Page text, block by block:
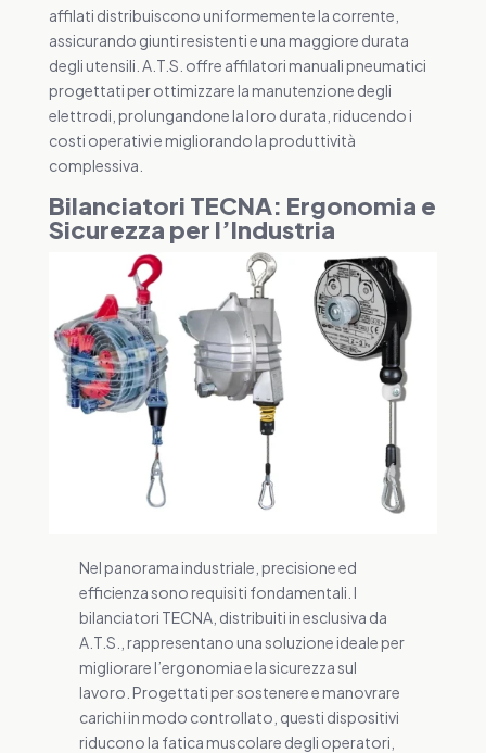
affilati distribuiscono uniformemente la corrente,
assicurando giunti resistenti e una maggiore durata
degli utensili. A.T.S. offre affilatori manuali pneumatici
progettati per ottimizzare la manutenzione degli
elettrodi, prolungandone la loro durata, riducendo i
costi operativi e migliorando la produttività
complessiva.
Bilanciatori TECNA: Ergonomia e
Sicurezza per l’Industria
Nel panorama industriale, precisione ed
efficienza sono requisiti fondamentali. I
bilanciatori TECNA, distribuiti in esclusiva da
A.T.S., rappresentano una soluzione ideale per
migliorare l’ergonomia e la sicurezza sul
lavoro. Progettati per sostenere e manovrare
carichi in modo controllato, questi dispositivi
riducono la fatica muscolare degli operatori,